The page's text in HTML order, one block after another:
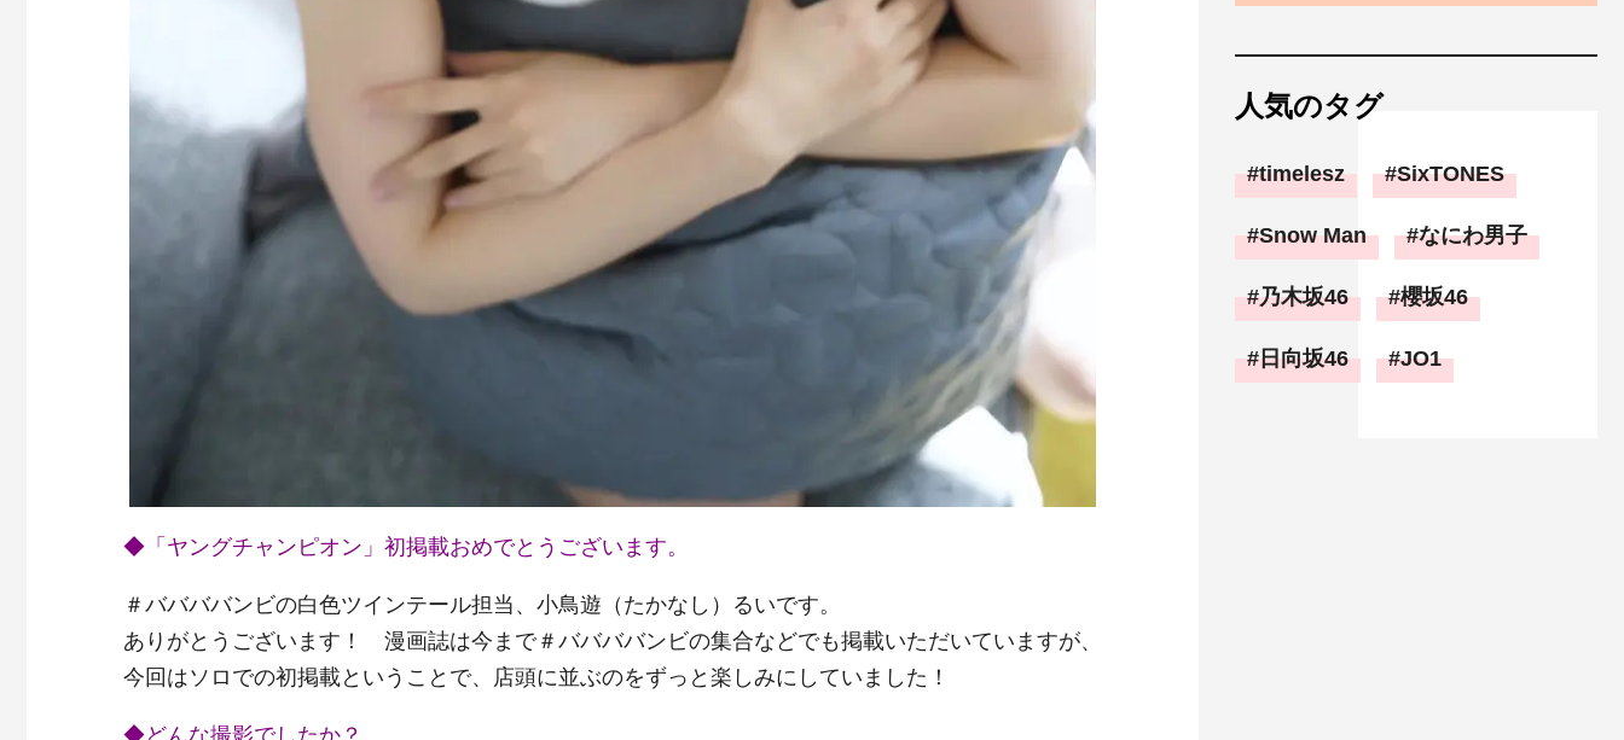
◆「ヤングチャンピオン」初掲載おめでとうございます。
＃ババババンビの白色ツインテール担当、小鳥遊（たかなし）るいです。
ありがとうございます！ 漫画誌は今まで＃ババババンビの集合などでも掲載いただいていますが、
今回はソロでの初掲載ということで、店頭に並ぶのをずっと楽しみにしていました！
◆どんな撮影でしたか？
人気のタグ
timelesz SixTONES
Snow Man なにわ男子
乃木坂46 櫻坂46
日向坂46 JO1